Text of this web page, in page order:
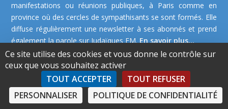
manifestations ou réunions publiques, à Paris comme en
province où des cercles de sympathisants se sont formés. Elle
diffuse régulièrement une newsletter à ses abonnés et prend
également la parole sur Judaïques FM.En savoir plus...
©2026 La Paix Maintenant -Plan de site
Ce site utilise des cookies et vous donne le contrôle sur
ceux que vous souhaitez activer
TOUT ACCEPTER
TOUT REFUSER
PERSONNALISER
POLITIQUE DE CONFIDENTIALITÉ